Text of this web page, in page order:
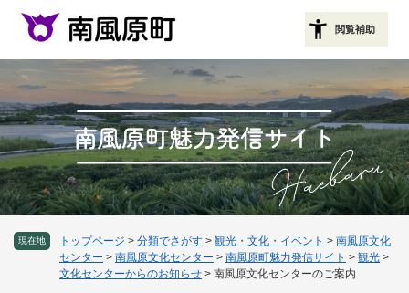
頭
で
す
。
閲覧補助
現在地 トップページ > 分類でさがす > 観光・文化・イベント > 南風原文化
センター > 南風原文化センター > 南風原町魅力発信サイト > 観光 >
文化センターからのお知らせ > 南風原文化センターのご案内